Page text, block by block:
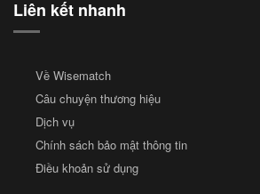
Liên kết nhanh
Về Wisematch
Câu chuyện thương hiệu
Dịch vụ
Chính sách bảo mật thông tin
Điều khoản sử dụng